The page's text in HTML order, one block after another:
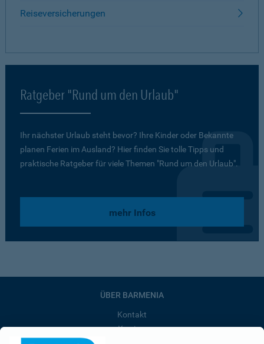
Reiseversicherungen
Ratgeber "Rund um den Urlaub"
Ihr nächster Urlaub steht bevor? Ihre Kinder oder Bekannte
planen Ferien im Ausland? Hier finden Sie tolle Tipps und
praktische Ratgeber für viele Themen "Rund um den Urlaub".
mehr Infos
ÜBER BARMENIA
Kontakt
Karriere